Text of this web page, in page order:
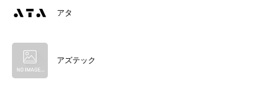
アタ
アズテック